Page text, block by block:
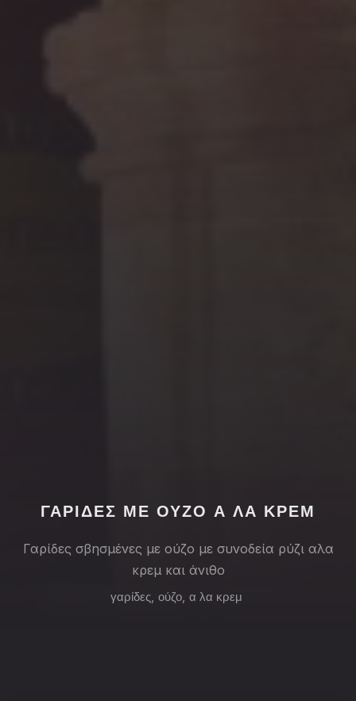
ΓΑΡΙΔΕΣ ΜΕ ΟΥΖΟ Α ΛΑ ΚΡΕΜ
Γαρίδες σβησμένες με ούζο με συνοδεία ρύζι αλα
κρεμ και άνιθο
γαρίδες, ούζο, α λα κρεμ